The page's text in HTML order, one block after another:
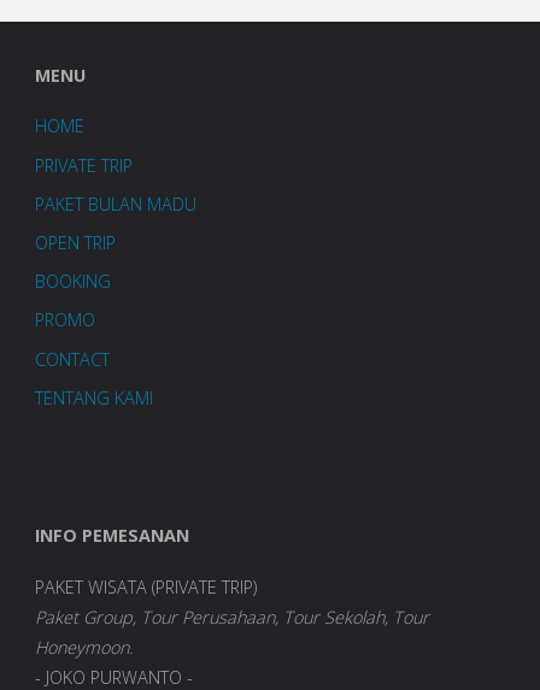
MENU
HOME
PRIVATE TRIP
PAKET BULAN MADU
OPEN TRIP
BOOKING
PROMO
CONTACT
TENTANG KAMI
INFO PEMESANAN
PAKET WISATA (PRIVATE TRIP)
Paket Group, Tour Perusahaan, Tour Sekolah, Tour
Honeymoon.
- JOKO PURWANTO -